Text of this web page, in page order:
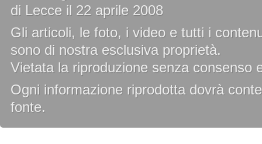
di Lecce il 22 aprile 2008
Gli articoli, le foto, i video e tutti i
sono di nostra esclusiva proprietà.
Vietata la riproduzione senza consenso
Ogni informazione riprodotta dovrà
fonte.